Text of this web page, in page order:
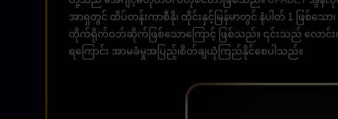
အာရှတွင် ထိပ်တန်းကာစီနို၊ ထိုင်းနှင့်မြန်မာတွင် နံပါတ် 1 ဖြစ်သ
တိုက်ရိုက်ဝဘ်ဆိုက်ဖြစ်သောကြောင့် ဖြစ်သည်။ ၎င်းသည် လောင်းက
ရကြောင်း အာမခံမှုအပြည့်၊စိတ်ချယုံကြည်နိုင်စေပါသည်။